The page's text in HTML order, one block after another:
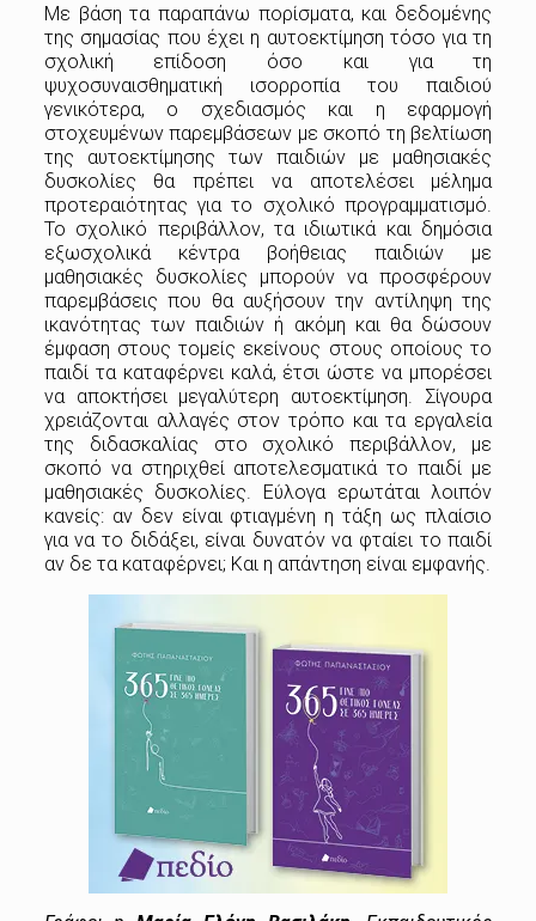
Με βάση τα παραπάνω πορίσματα, και δεδομένης
της σημασίας που έχει η αυτοεκτίμηση τόσο για τη
σχολική επίδοση όσο και για τη
ψυχοσυναισθηματική ισορροπία του παιδιού
γενικότερα, ο σχεδιασμός και η εφαρμογή
στοχευμένων παρεμβάσεων με σκοπό τη βελτίωση
της αυτοεκτίμησης των παιδιών με μαθησιακές
δυσκολίες θα πρέπει να αποτελέσει μέλημα
προτεραιότητας για το σχολικό προγραμματισμό.
Το σχολικό περιβάλλον, τα ιδιωτικά και δημόσια
εξωσχολικά κέντρα βοήθειας παιδιών με
μαθησιακές δυσκολίες μπορούν να προσφέρουν
παρεμβάσεις που θα αυξήσουν την αντίληψη της
ικανότητας των παιδιών ή ακόμη και θα δώσουν
έμφαση στους τομείς εκείνους στους οποίους το
παιδί τα καταφέρνει καλά, έτσι ώστε να μπορέσει
να αποκτήσει μεγαλύτερη αυτοεκτίμηση. Σίγουρα
χρειάζονται αλλαγές στον τρόπο και τα εργαλεία
της διδασκαλίας στο σχολικό περιβάλλον, με
σκοπό να στηριχθεί αποτελεσματικά το παιδί με
μαθησιακές δυσκολίες. Εύλογα ερωτάται λοιπόν
κανείς: αν δεν είναι φτιαγμένη η τάξη ως πλαίσιο
για να το διδάξει, είναι δυνατόν να φταίει το παιδί
αν δε τα καταφέρνει; Και η απάντηση είναι εμφανής.